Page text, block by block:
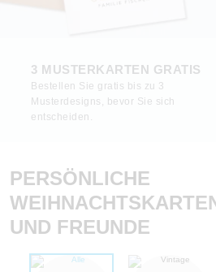
3 MUSTERKARTEN GRATIS
Bestellen Sie gratis bis zu 3
Musterdesigns, bevor Sie sich
entscheiden.
PERSÖNLICHE
UND FREUNDE